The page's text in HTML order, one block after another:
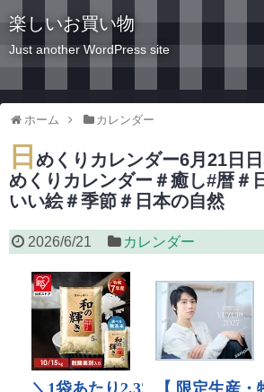
楽しいお買い物
Just another WordPress site
ホーム カレンダー
日 めくりカレンダー6月21日
めくりカレンダー＃癒し#暦＃
いい絵＃季節＃日本の自然
2026/6/21 カレンダー